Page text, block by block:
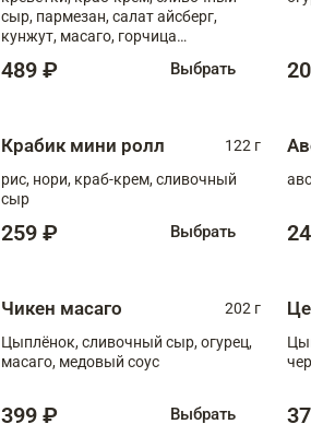
сыр, пармезан, салат айсберг,
кунжут, масаго, горчица
489 ₽ Выбрать
Крабик мини ролл
122 г
рис, нори, краб-крем, сливочный
сыр
259 ₽ Выбрать
Чикен масаго
202 г
Цыплёнок, сливочный сыр, огурец,
масаго, медовый соус
399 ₽ Выбрать